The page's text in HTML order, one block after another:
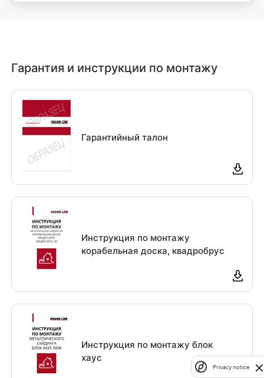
Гарантия и инструкции по монтажу
Гарантийный талон
Инструкция по монтажу
корабельная доска, квадробрус
Инструкция по монтажу блок
хаус
Privacy notice